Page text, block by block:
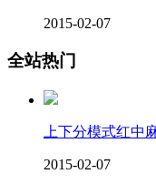
2015-02-07
全站热门
上下分模式红中
2015-02-07